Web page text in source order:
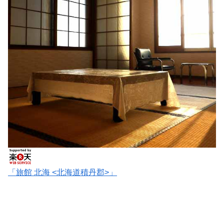
「旅館 北海 <北海道積丹郡>」